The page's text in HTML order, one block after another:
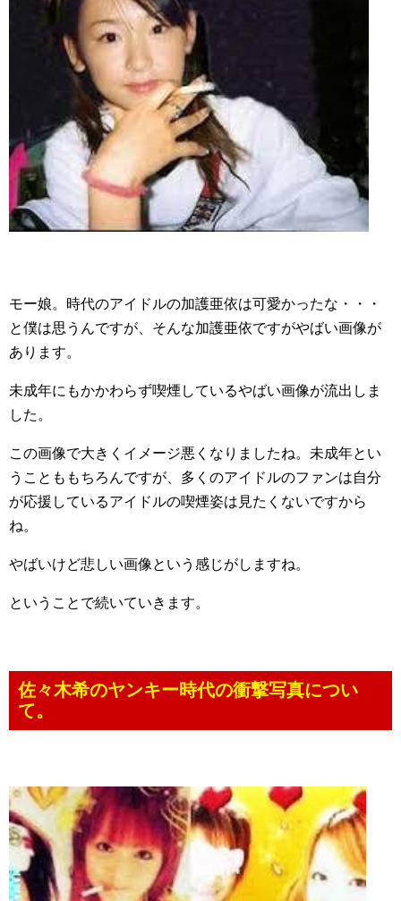
モー娘。時代のアイドルの加護亜依は可愛かったな・・・
と僕は思うんですが、そんな加護亜依ですがやばい画像が
あります。
未成年にもかかわらず喫煙しているやばい画像が流出しま
した。
この画像で大きくイメージ悪くなりましたね。未成年とい
うことももちろんですが、多くのアイドルのファンは自分
が応援しているアイドルの喫煙姿は見たくないですから
ね。
やばいけど悲しい画像という感じがしますね。
ということで続いていきます。
佐々木希のヤンキー時代の衝撃写真につい
て。